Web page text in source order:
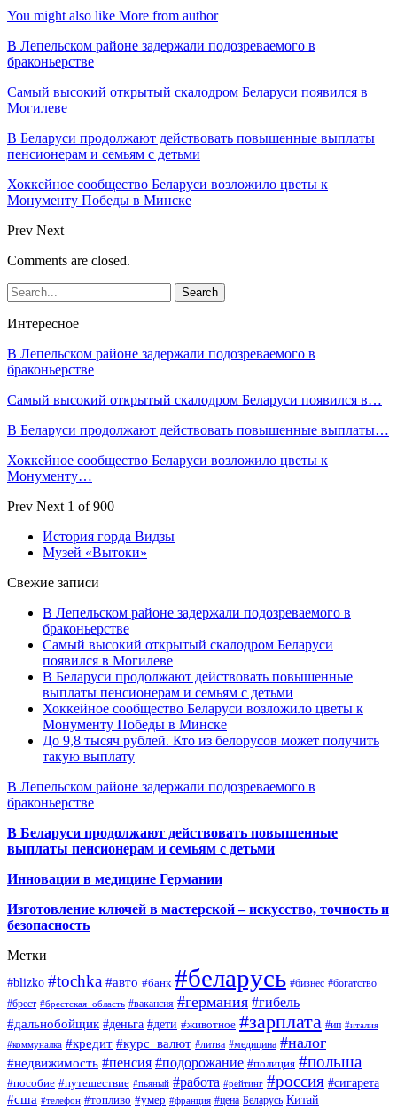
You might also like More from author
В Лепельском районе задержали подозреваемого в
браконьерстве
Самый высокий открытый скалодром Беларуси появился в
Могилеве
В Беларуси продолжают действовать повышенные выплаты
пенсионерам и семьям с детьми
Хоккейное сообщество Беларуси возложило цветы к
Монументу Победы в Минске
Prev Next
Comments are closed.
Интересное
В Лепельском районе задержали подозреваемого в
браконьерстве
Самый высокий открытый скалодром Беларуси появился в…
В Беларуси продолжают действовать повышенные выплаты…
Хоккейное сообщество Беларуси возложило цветы к
Монументу…
Prev Next 1 of 900
История горда Видзы
Музей «Вытоки»
Свежие записи
В Лепельском районе задержали подозреваемого в
браконьерстве
Самый высокий открытый скалодром Беларуси
появился в Могилеве
В Беларуси продолжают действовать повышенные
выплаты пенсионерам и семьям с детьми
Хоккейное сообщество Беларуси возложило цветы к
Монументу Победы в Минске
До 9,8 тысяч рублей. Кто из белорусов может получить
такую выплату
В Лепельском районе задержали подозреваемого в
браконьерстве
В Беларуси продолжают действовать повышенные
выплаты пенсионерам и семьям с детьми
Инновации в медицине Германии
Изготовление ключей в мастерской – искусство, точность и
безопасность
Метки
#blizko #tochka #авто #банк #беларусь #бизнес #богатство
#брест #брестская_область #вакансия #германия #гибель
#дальнобойщик #деньга #дети #животное #зарплата #ип #италия
#коммуналка #кредит #курс_валют #литва #медицина #налог
#недвижимость #пенсия #подорожание #полиция #польша
#пособие #путешествие #пьяный #работа #рейтинг #россия #сигарета
#сша #телефон #топливо #умер #франция #цена Беларусь Китай